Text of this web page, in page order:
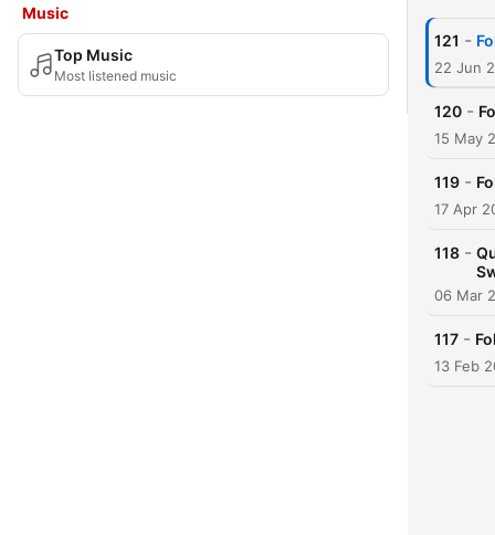
Music
Top Music
Most listened music
121 -
22 Jun
120 -
15 May
119 -
17 Apr
118 -
06 Mar
117 -
13 Feb